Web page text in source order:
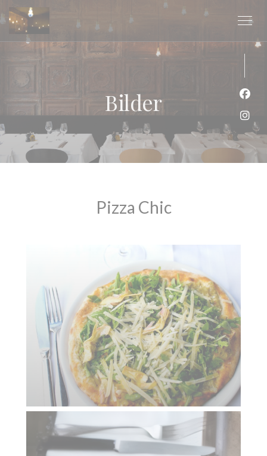
Panel for informasjonskapsler
Bilder
Pizza Chic